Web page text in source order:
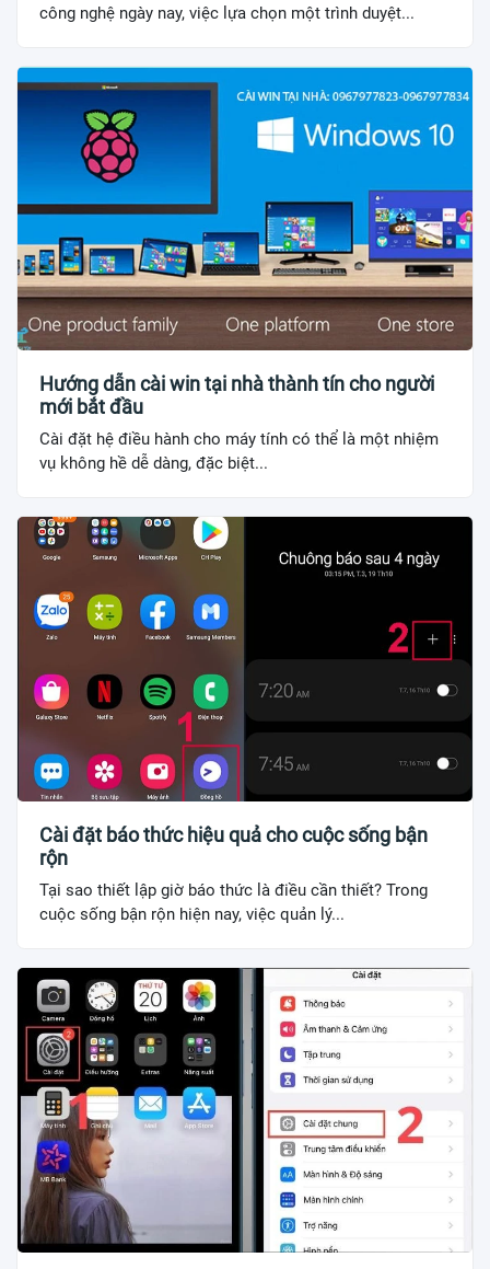
công nghệ ngày nay, việc lựa chọn một trình duyệt...
Hướng dẫn cài win tại nhà thành tín cho người
mới bắt đầu
Cài đặt hệ điều hành cho máy tính có thể là một nhiệm
vụ không hề dễ dàng, đặc biệt...
Cài đặt báo thức hiệu quả cho cuộc sống bận
rộn
Tại sao thiết lập giờ báo thức là điều cần thiết? Trong
cuộc sống bận rộn hiện nay, việc quản lý...